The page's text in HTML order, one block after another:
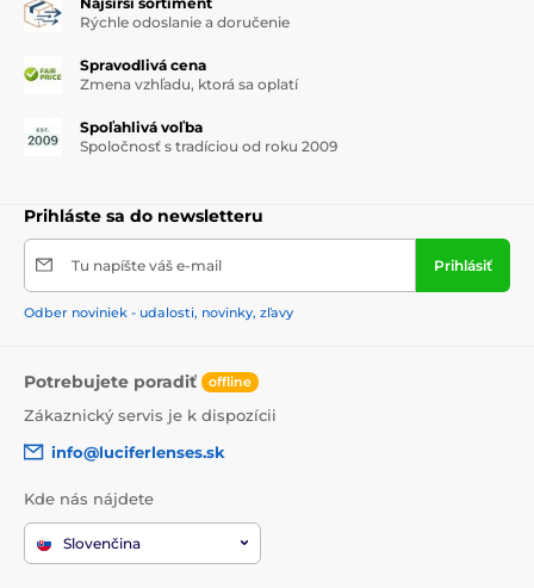
ktoré zanechajú pleť revitalizovanú a žiarivú.
Rýchle odoslanie a doručenie
Spravodlivá cena
Zmena vzhľadu, ktorá sa oplatí
Spoľahlivá voľba
Spoločnosť s tradíciou od roku 2009
Prihláste sa do newsletteru
Tu napíšte váš e-mail Prihlásiť
Odber noviniek - udalosti, novinky, zľavy
Potrebujete poradiť offline
Zákaznický servis je k dispozícii
info@luciferlenses.sk
Kde nás nájdete
Slovenčina